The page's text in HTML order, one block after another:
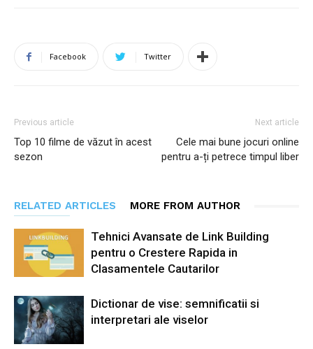
Facebook Twitter
Previous article
Top 10 filme de văzut în acest
sezon
Next article
Cele mai bune jocuri online
pentru a-ți petrece timpul liber
RELATED ARTICLES MORE FROM AUTHOR
Tehnici Avansate de Link Building
pentru o Crestere Rapida in
Clasamentele Cautarilor
Dictionar de vise: semnificatii si
interpretari ale viselor